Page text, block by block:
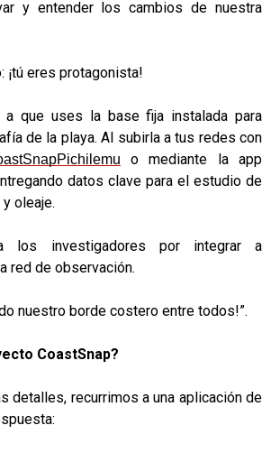
y entender los cambios de nuestra
¡tú eres protagonista!
a que uses la base fija instalada para
de la playa. Al subirla a tus redes con
o mediante la app
datos clave para el estudio de
oleaje.
los investigadores por integrar a
red de observación.
nuestro borde costero entre todos!”.
CoastSnap?
detalles, recurrimos a una aplicación de